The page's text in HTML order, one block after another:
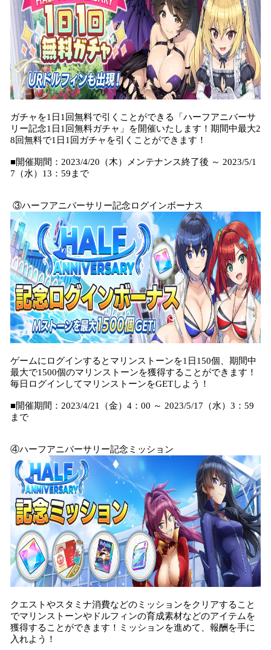
ガチャを1日1回無料で引くことができる「ハーフアニバーサ
リー記念1日1回無料ガチャ」を開催いたします！期間中最大2
8回無料で1日1回ガチャを引くことができます！
■開催期間：2023/4/20（木）メンテナンス終了後 ～ 2023/5/1
7（水）13：59まで
③ハーフアニバーサリー記念ログインボーナス
ゲームにログインするとマリンストーンを1日150個、期間中
最大で1500個のマリンストーンを獲得することができます！
毎日ログインしてマリンストーンをGETしよう！
■開催期間：2023/4/21（金）4：00 ～ 2023/5/17（水）3：59
まで
④ハーフアニバーサリー記念ミッション
クエストやスタミナ消費などのミッションをクリアすること
でマリンストーンやドルフィンの育成素材などのアイテムを
獲得することができます！ミッションを進めて、報酬を手に
入れよう！